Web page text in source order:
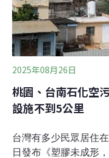
2025年08月26日
桃園、台南石化空
設施不到5公里
台灣有多少民眾居住
日發布《塑膠未成形